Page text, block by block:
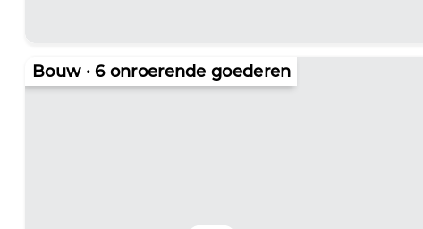
Bouw · 6 onroerende goederen